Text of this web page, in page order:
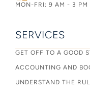
MON-FRI: 9 AM - 3 PM
SERVICES
GET OFF TO A GOOD
ACCOUNTING AND
UNDERSTAND THE